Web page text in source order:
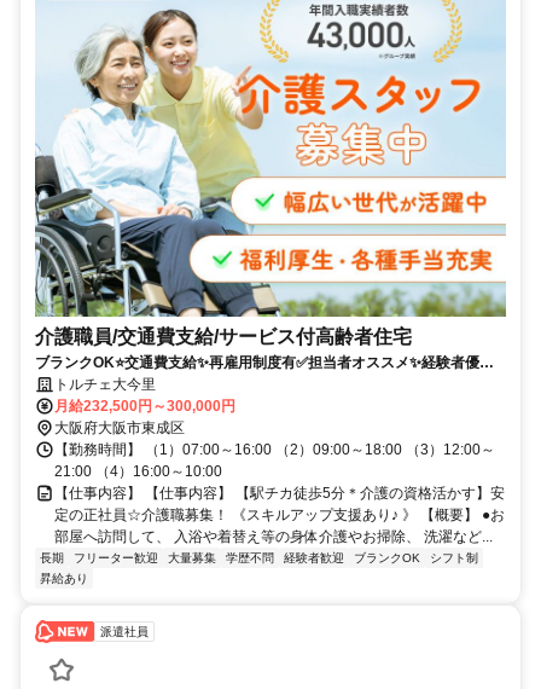
介護職員/交通費支給/サービス付高齢者住宅
ブランクOK⭐️交通費支給✨再雇用制度有✅️担当者オススメ✨経験者優遇
⭕️車通勤ＯＫ✨週休2日❗️駅チカ⭐️高額求人
トルチェ大今里
月給232,500円～300,000円
大阪府大阪市東成区
【勤務時間】 （1）07:00～16:00 （2）09:00～18:00 （3）12:00～
21:00 （4）16:00～10:00
【仕事内容】 【仕事内容】 【駅チカ徒歩5分＊介護の資格活かす】安
定の正社員☆介護職募集！ 《スキルアップ支援あり♪ 》 【概要】 ●お
部屋へ訪問して、 入浴や着替え等の身体介護やお掃除、 洗濯など...
長期 フリーター歓迎 大量募集 学歴不問 経験者歓迎 ブランクOK
シフト制
昇給あり
派遣社員